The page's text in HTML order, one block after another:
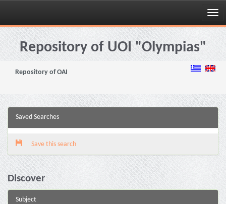
Skip
navigationRepository of UOI "Olympias"
Repository of OAI
Saved Searches
Save this search
Discover
Subject